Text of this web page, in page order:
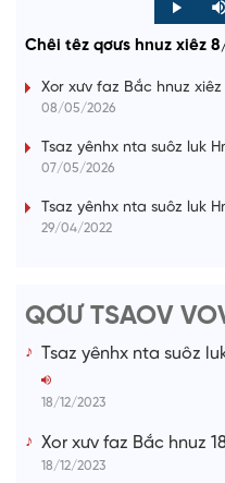
P
l
y
u
e
Chêi têz qơưs hnuz xiêz
Xor xưv faz Bắc hnuz
08/05/2026
Tsaz yênhx nta suôz luk
07/05/2026
Tsaz yênhx nta suôz luk
29/04/2022
QƠƯ TSAOV
Tsaz yênhx nta suôz
18/12/2023
Xor xưv faz Bắc hnuz
18/12/2023